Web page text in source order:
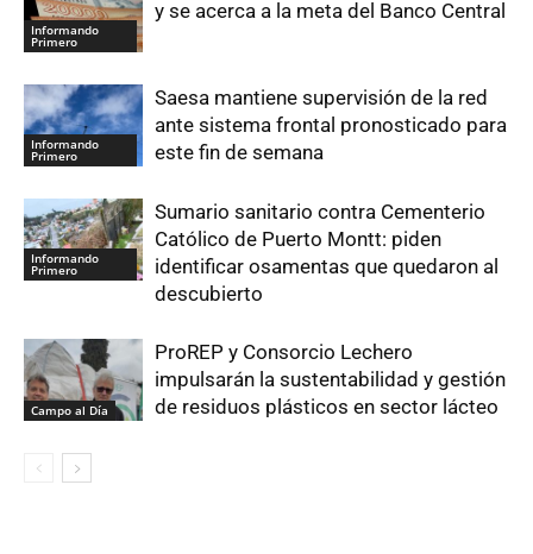
Informando
Primero
y se acerca a la meta del Banco Central
Informando
Primero
Saesa mantiene supervisión de la red
ante sistema frontal pronosticado para
este fin de semana
Informando
Primero
Sumario sanitario contra Cementerio
Católico de Puerto Montt: piden
identificar osamentas que quedaron al
descubierto
Campo al Día
ProREP y Consorcio Lechero
impulsarán la sustentabilidad y gestión
de residuos plásticos en sector lácteo